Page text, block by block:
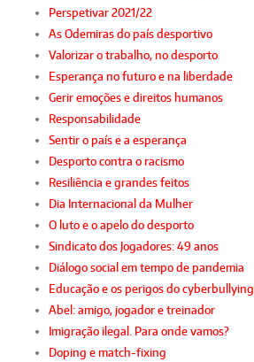
Perspetivar 2021/22
As Odemiras do país desportivo
Valorizar o trabalho, no desporto
Esperança no futuro e na liberdade
Gerir emoções e direitos humanos
Responsabilidade
Sentir o país e a esperança
Desporto contra o racismo
Resiliência e grandes feitos
Dia Internacional da Mulher
O luto e o apelo do desporto
Sindicato dos Jogadores: 49 anos
Diálogo social em tempo de pandemia
Educação e os perigos do cyberbullying
Abel: amigo, jogador e treinador
Imigração ilegal. Para onde vamos?
Doping e match-fixing